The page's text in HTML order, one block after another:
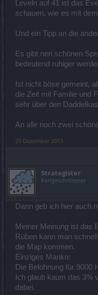
Leveln auf 41 ist das
schauen, wie es mit
Und ein Tipp an die
Es gibt nen schönen
bedeutend ruhiger
Ist nicht böse gemeint,
die Zeit mit Familie und
sehr über den
An alle noch zwei
25 Dezember 2013
Strategister
Fortgeschrittener
Dann geb ich hier auch
Meiner Meinung ist das
Rüben kann man
die Map kommen.
Einziges Manko:
Die Belohnung für 9000
Ich glaub kaum das 3%
dabei.